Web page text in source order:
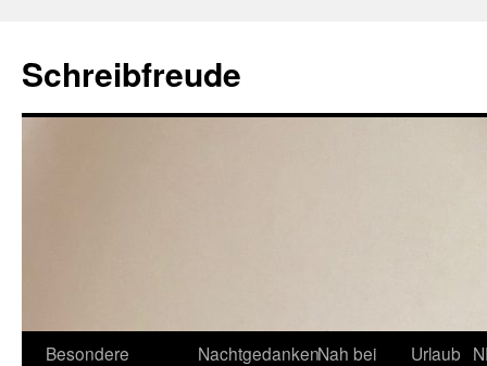
Schreibfreude
Besondere
NachtgedankenNah bei
Urlaub